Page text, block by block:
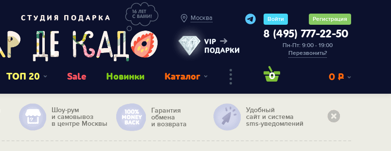
СТУДИЯ ПОДАРКА Москва
VIP
ПОДАРКИ
Войти Регистрация
8 (495) 777-22-50
Пн-Пт: 9:00 - 19:00
Перезвонить?
ТОП 20 Sale Новинки Каталог 0 0 Р
Шоу-рум
и самовывоз
в центре Москвы
Гарантия
обмена
и возврата
Удобный
сайт и система
sms-уведомлений